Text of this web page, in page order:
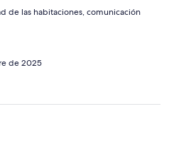
de las habitaciones, comunicación
de 2025